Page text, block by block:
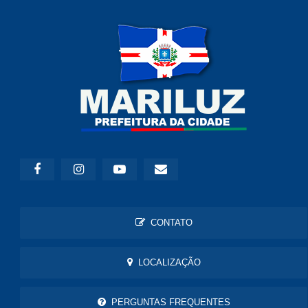
CONTATO
LOCALIZAÇÃO
PERGUNTAS FREQUENTES